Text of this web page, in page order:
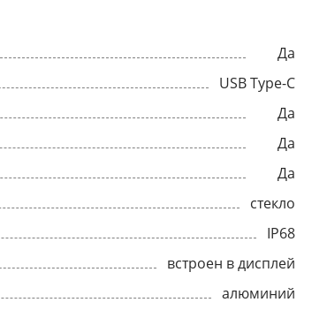
Да
USB Type-C
Да
Да
Да
стекло
IP68
встроен в дисплей
алюминий